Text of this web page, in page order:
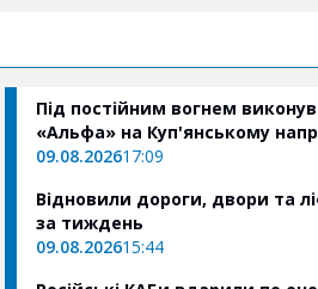
Під постійним вогнем
«Альфа» на Куп'янському
09.08.202617:09
Відновили дороги, двори та
за тиждень
09.08.202615:44